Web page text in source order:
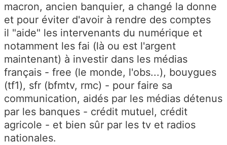
macron, ancien banquier, a changé la donne
et pour éviter d'avoir à rendre des comptes
il "aide" les intervenants du numérique et
notamment les fai (là ou est l'argent
maintenant) à investir dans les médias
français - free (le monde, l'obs...), bouygues
(tf1), sfr (bfmtv, rmc) - pour faire sa
communication, aidés par les médias détenus
par les banques - crédit mutuel, crédit
agricole - et bien sûr par les tv et radios
nationales.